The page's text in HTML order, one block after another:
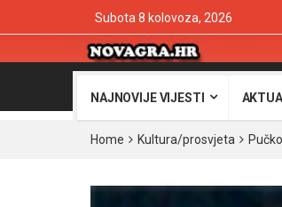
Subota 8 kolovoza, 2026
NAJNOVIJE VIJESTI
Home Kultura/prosvjeta